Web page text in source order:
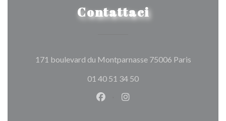
Contattaci
171 boulevard du Montparnasse 75006 Paris((apre
01 40 51 34 50
Facebook ((apre una nuova
Instagram ((apre una